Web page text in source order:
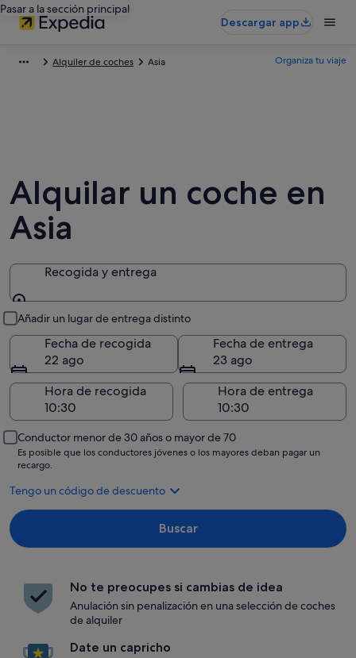
Pasar a la sección principal
Descargar app
Alquiler de coches Asia Organiza tu viaje
Alquilar un coche en
Asia
Recogida y entrega
Añadir un lugar de entrega distinto
Fecha de recogida
22 ago
Fecha de entrega
23 ago
Hora de recogida
Hora de entrega
Conductor menor de 30 años o mayor de 70
Es posible que los conductores jóvenes o los mayores deban pagar un
recargo.
Tengo un código de descuento
Buscar
No te preocupes si cambias de idea
Anulación sin penalización en una selección de coches
de alquiler
Date un capricho